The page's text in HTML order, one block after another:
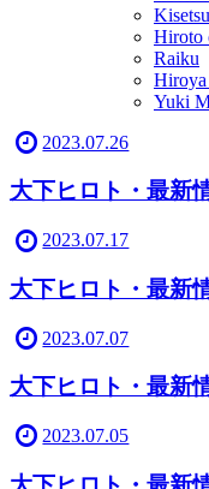
Hiroto
Raiku
Yuki
2023.07.26
大下ヒロト・最新
2023.07.17
大下ヒロト・最新
2023.07.07
大下ヒロト・最新
2023.07.05